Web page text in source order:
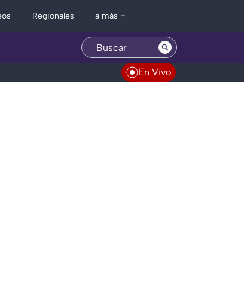
Regionales a más +
En Vivo